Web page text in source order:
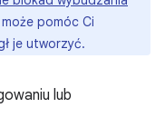
może pomóc Ci
je utworzyć.
lub